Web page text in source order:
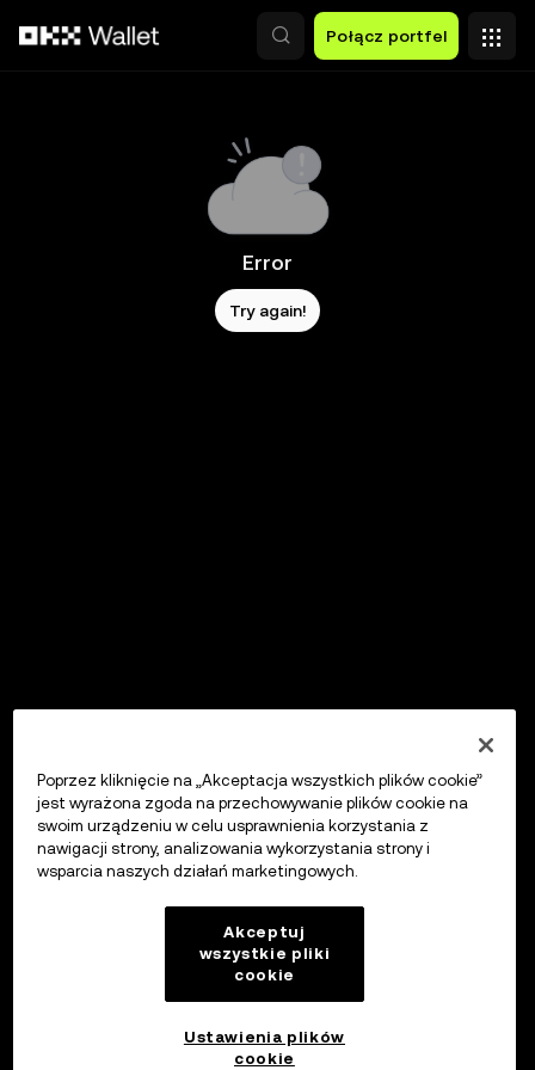
Połącz portfel
Error
Try again!
Poprzez kliknięcie na „Akceptacja wszystkich plików cookie”
jest wyrażona zgoda na przechowywanie plików cookie na
swoim urządzeniu w celu usprawnienia korzystania z
nawigacji strony, analizowania wykorzystania strony i
wsparcia naszych działań marketingowych.
Akceptuj
wszystkie pliki
cookie
Ustawienia plików
cookie